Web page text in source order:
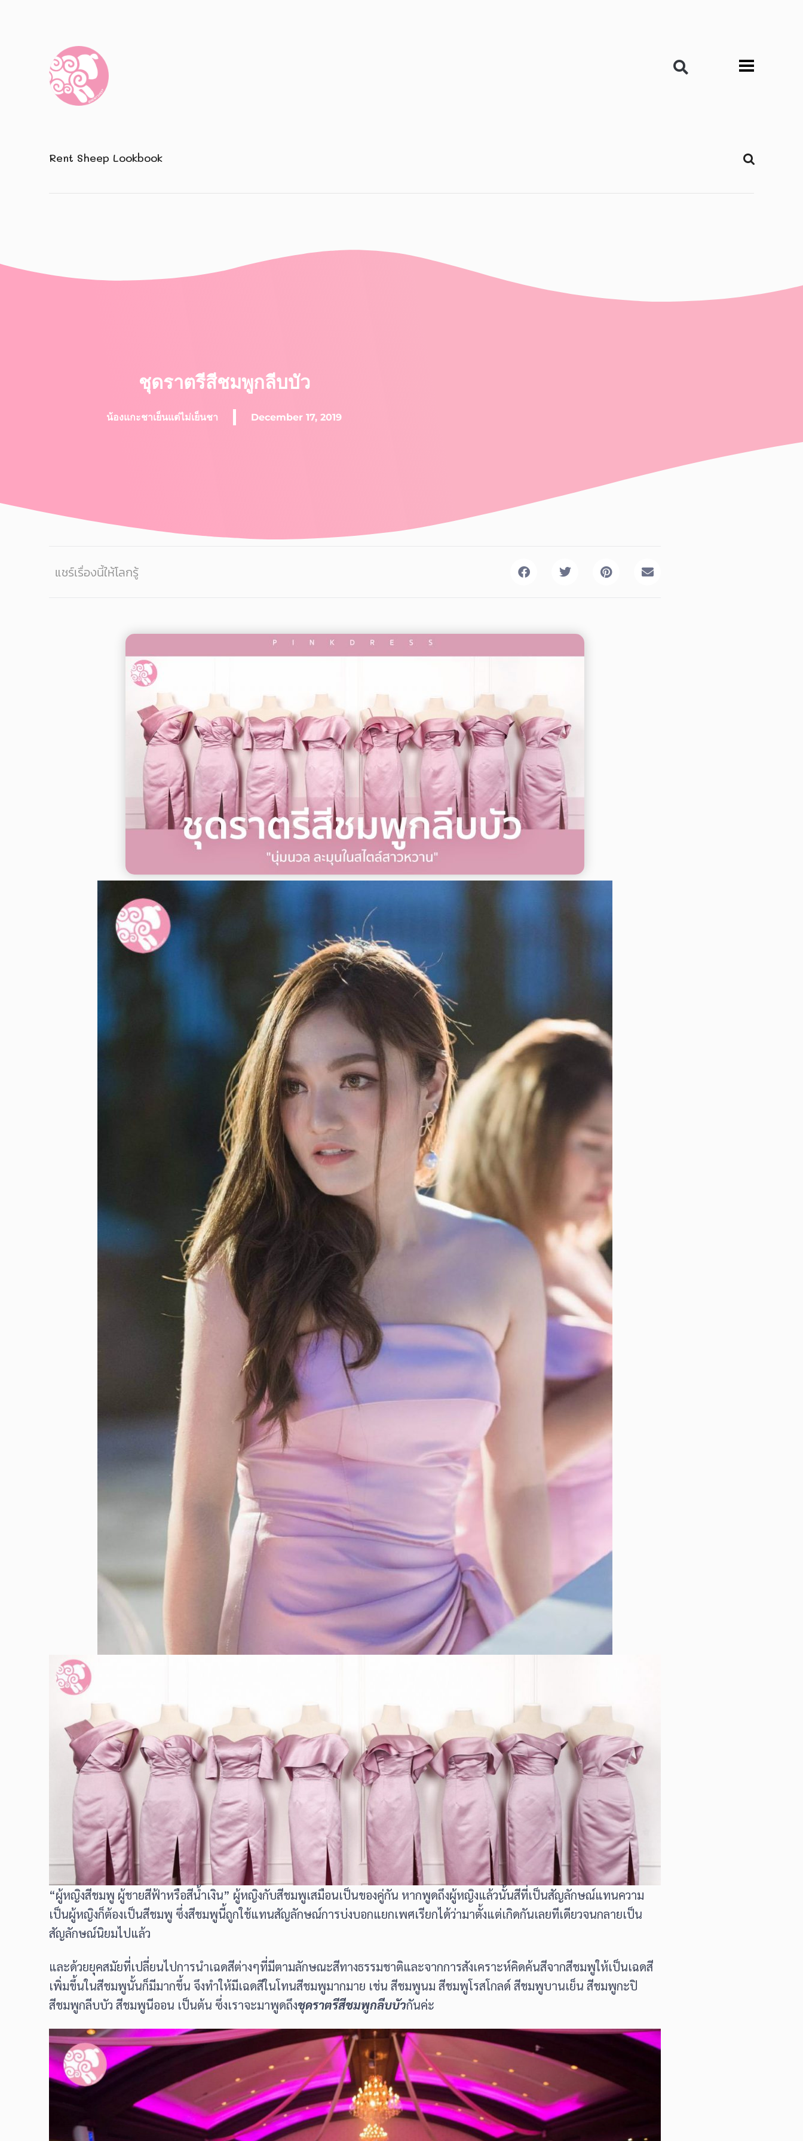
Rent Sheep Lookbook
ชุดราตรีสีชมพูกลีบบัว
น้องแกะชาเย็นแต่ไม่เย็นชา December 17, 2019
แชร์เรื่องนี้ให้โลกรู้
“ผู้หญิงสีชมพู ผู้ชายสีฟ้าหรือสีน้ำเงิน” ผู้หญิงกับสีชมพูเสมือนเป็นของคู่กัน หากพูดถึงผู้หญิงแล้วนั้นสีที่เป็นสัญลักษณ์แทนความ
เป็นผู้หญิงก็ต้องเป็นสีชมพู ซึ่งสีชมพูนี้ถูกใช้แทนสัญลักษณ์การบ่งบอกแยกเพศเรียกได้ว่ามาตั้งแต่เกิดกันเลยทีเดียวจนกลายเป็น
สัญลักษณ์นิยมไปแล้ว
และด้วยยุคสมัยที่เปลี่ยนไปการนำเฉดสีต่างๆที่มีตามลักษณะสีทางธรรมชาติและจากการสังเคราะห์คิดค้นสีจากสีชมพูให้เป็นเฉดสี
เพิ่มขึ้นในสีชมพูนั้นก็มีมากขึ้น จึงทำให้มีเฉดสีในโทนสีชมพูมากมาย เช่น สีชมพูนม สีชมพูโรสโกลด์ สีชมพูบานเย็น สีชมพูกะปิ
สีชมพูกลีบบัว สีชมพูนีออน เป็นต้น ซึ่งเราจะมาพูดถึงชุดราตรีสีชมพูกลีบบัวกันค่ะ